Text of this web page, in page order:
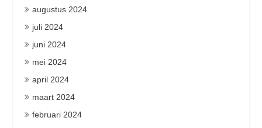
augustus 2024
juli 2024
juni 2024
mei 2024
april 2024
maart 2024
februari 2024